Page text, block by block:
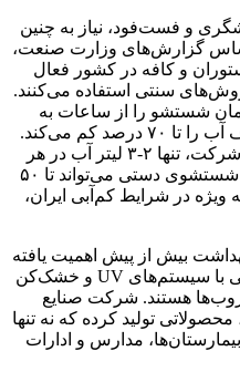
و فست‌فود، نیاز به چنین
گزارش‌های وزارت صنعت،
بیش از ۵۰ هزار رستوران و کافه در کشور فعال
سنتی استفاده می‌کنند.
شستشو را از ساعات به
دقیقه‌ها کاهش می‌دهد، بلکه مصرف آب را تا ۷۰ درصد کم می‌کند.
برای مثال، یک ماشین متوسط این شرکت، تنها ۲-۳ لیتر آب در هر
چرخه مصرف می‌کند، در حالی که شستشوی دستی می‌تواند تا ۵۰
ویژه در شرایط کم‌آبی ایران،
بیش از پیش اهمیت یافته
است. ماشین‌های ظرفشویی صنعتی با سیستم‌های UV و خشک‌کن
هستند. شرکت صنایع
تولید کرده که نه تنها
مدارس و ادارات